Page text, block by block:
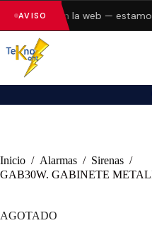
AVISO
errores en la web —
Inicio / Alarmas / Sirenas /
GAB30W. GABINETE
AGOTADO